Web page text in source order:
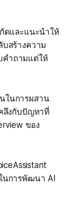
ดและแนะนำให้
สร้างความ
คำถามแต่ให้
ในการผสาน
ลึงกับปัญหาที่
ของ
นการพัฒนา AI